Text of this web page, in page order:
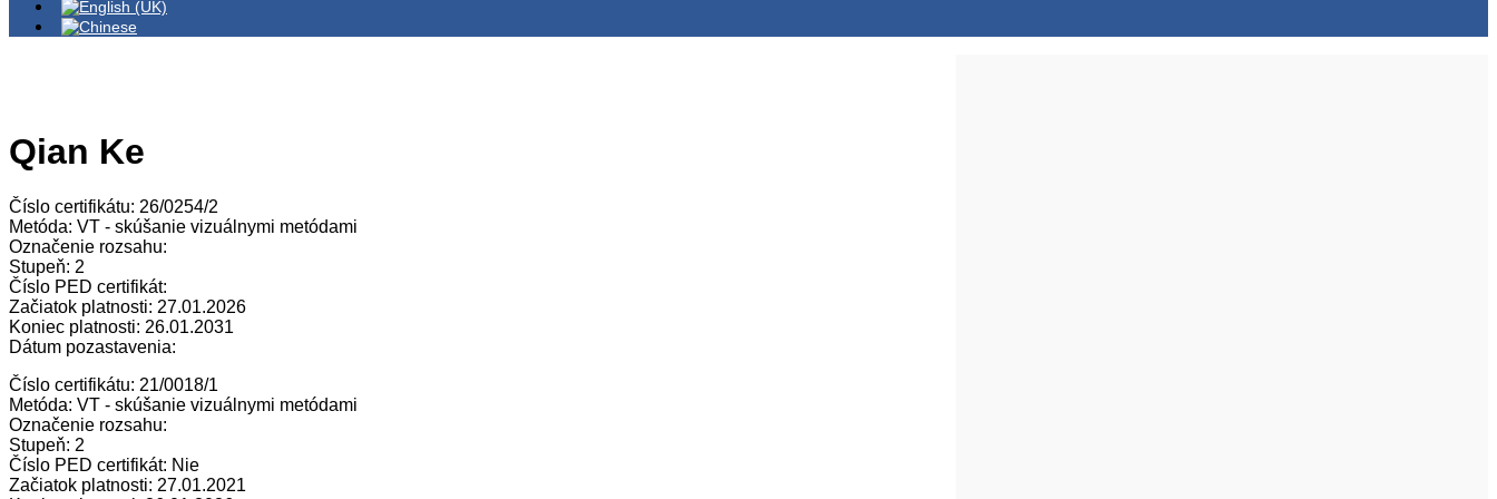
Qian Ke
Číslo certifikátu: 26/0254/2
Metóda: VT - skúšanie vizuálnymi metódami
Označenie rozsahu:
Stupeň: 2
Číslo PED certifikát:
Začiatok platnosti: 27.01.2026
Koniec platnosti: 26.01.2031
Dátum pozastavenia:
Číslo certifikátu: 21/0018/1
Metóda: VT - skúšanie vizuálnymi metódami
Označenie rozsahu:
Stupeň: 2
Číslo PED certifikát: Nie
Začiatok platnosti: 27.01.2021